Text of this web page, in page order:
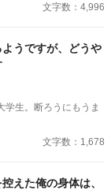
文字数：4,996
うですが、どうや
学生。断ろうにもうま
文字数：1,678
えた俺の身体は、